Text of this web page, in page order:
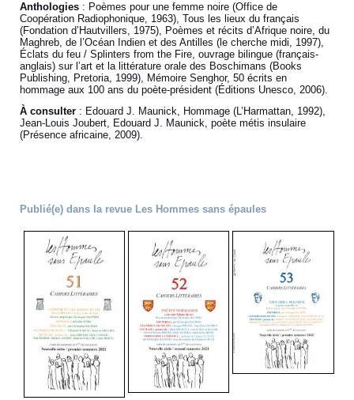
Anthologies : Poèmes pour une femme noire (Office de
Coopération Radiophonique, 1963), Tous les lieux du français
(Fondation d’Hautvillers, 1975), Poèmes et récits d’Afrique noire, du
Maghreb, de l’Océan Indien et des Antilles (le cherche midi, 1997),
Éclats du feu / Splinters from the Fire, ouvrage bilingue (français-
anglais) sur l’art et la littérature orale des Boschimans (Books
Publishing, Pretoria, 1999), Mémoire Senghor, 50 écrits en
hommage aux 100 ans du poète-président (Éditions Unesco, 2006).
À consulter : Edouard J. Maunick, Hommage (L’Harmattan, 1992),
Jean-Louis Joubert, Edouard J. Maunick, poète métis insulaire
(Présence africaine, 2009).
Publié(e) dans la revue Les Hommes sans épaules